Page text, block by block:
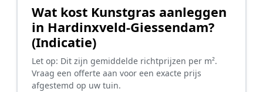
Wat kost Kunstgras aanleggen
in Hardinxveld-Giessendam?
(Indicatie)
Let op: Dit zijn gemiddelde richtprijzen per m².
Vraag een offerte aan voor een exacte prijs
afgestemd op uw tuin.